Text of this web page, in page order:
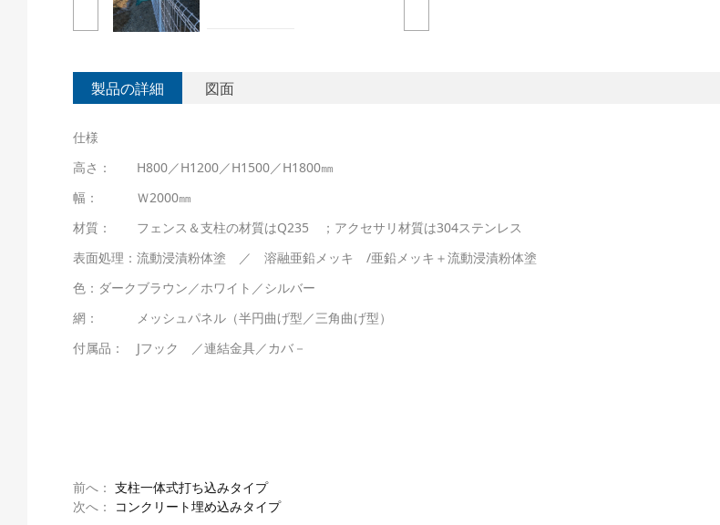
製品の詳細 図面
仕様
高さ： H800／H1200／H1500／H1800㎜
幅： Ｗ2000㎜
材質： フェンス＆支柱の材質はQ235 ；アクセサリ材質は304ステンレス
表面処理：流動浸漬粉体塗 ／ 溶融亜鉛メッキ /亜鉛メッキ＋流動浸漬粉体塗
色：ダークブラウン／ホワイト／シルバー
網： メッシュパネル（半円曲げ型／三角曲げ型）
付属品： Jフック ／連結金具／カバ－
前へ： 支柱一体式打ち込みタイプ
次へ：
コンクリート埋め込みタイプ